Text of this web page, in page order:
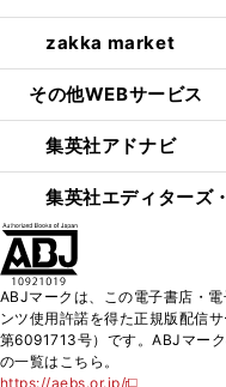
zakka market
その他WEBサービス
集英社アドナビ
集英社エディターズ
ABJマークは、この電子書店・
ンツ使用許諾を得た正規版配信
第6091713号）です。ABJマー
の一覧はこちら。
https://aebs.or.jp/